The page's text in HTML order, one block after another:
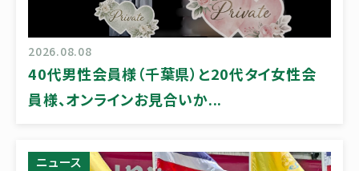
2026.08.08
40代男性会員様（千葉県）と20代タイ女性会
員様、オンラインお見合いか...
ニュース